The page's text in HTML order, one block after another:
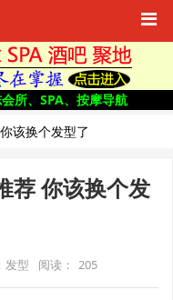
所、SPA、按摩导航
该换个发型了
荐 你该换个发
发型 阅读： 205